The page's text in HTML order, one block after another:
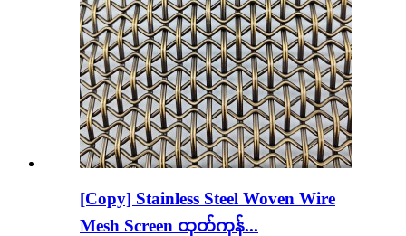
[Copy] Stainless Steel Woven Wire
Mesh Screen ထုတ်ကုန်...